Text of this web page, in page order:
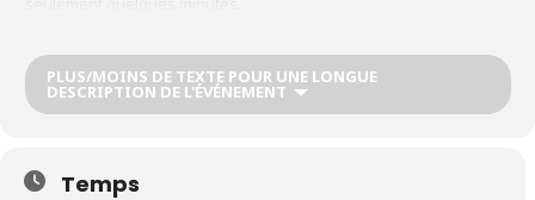
Mardi 10 > 9h : Se préparer à l’entretien
Organiser sa recherche d’emploi c’est également se préparer au
moment clé de l’entretien.
PLUS/MOINS DE TEXTE POUR UNE LONGUE
DESCRIPTION DE L'ÉVÉNEMENT
Temps